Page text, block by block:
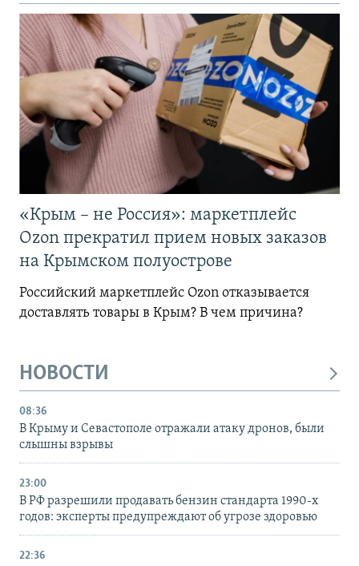
«Крым – не Россия»: маркетплейс
Ozon прекратил прием новых заказов
на Крымском полуострове
Российский маркетплейс Ozon отказывается
доставлять товары в Крым? В чем причина?
НОВОСТИ
08:36
В Крыму и Севастополе отражали атаку дронов, были
слышны взрывы
23:00
В РФ разрешили продавать бензин стандарта 1990-х
годов: эксперты предупреждают об угрозе здоровью
22:36